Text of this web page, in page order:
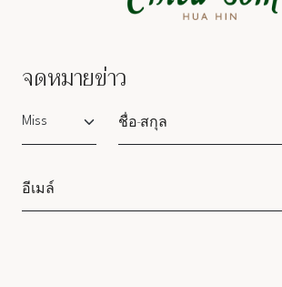
จดหมายข่าว
Salutation